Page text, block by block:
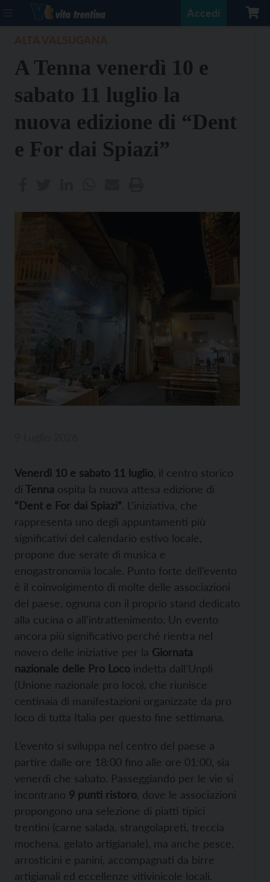
Accedi
A Tenna venerdì 10 e
sabato 11 luglio la
nuova edizione di “Dent
e For dai Spiazi”
Venerdì 10 e sabato 11 luglio , il centro storico
di Tenna ospita la nuova attesa edizione di
“Dent e For dai Spiazi”. L’iniziativa, che
rappresenta uno degli appuntamenti più
significativi del calendario estivo locale,
propone due serate di musica e
enogastronomia locale. Punto forte dell’evento
è il coinvolgimento di molte delle associazioni
del paese, ognuna con il proprio stand dedicato
alla cucina o all’intrattenimento. Un evento
ancora più significativo perché rientra nel
novero delle iniziative per la Giornata
nazionale delle Pro Loco indetta dall’Unpli
(Unione nazionale pro loco), che riunisce
centinaia di manifestazioni organizzate da pro
loco di tutta Italia per questo fine settimana.
L’evento si sviluppa nel centro del paese a
partire dalle ore 18:00 fino alle ore 01:00, sia
venerdì che sabato. Passeggiando per le vie si
incontrano 9 punti ristoro , dove le associazioni
propongono una selezione di piatti tipici
trentini (carne salada, strangolapreti, treccia
mochena, gelato artigianale), ma anche pesce,
arrosticini e panini, accompagnati da birre
artigianali ed eccellenze vitivinicole locali.